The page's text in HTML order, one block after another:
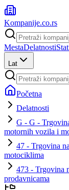
Kompanije.co.rs
MestaDelatnosti
Lat
Početna
Delatnosti
G - G -
motornih vozila i
47 - Trgovina
motociklima
473 - Trgovina
prodavnicama